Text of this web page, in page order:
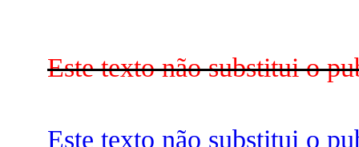
Este texto não substitui o
Este texto não substitui o